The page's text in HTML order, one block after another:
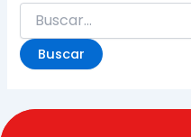
Buscar
por: